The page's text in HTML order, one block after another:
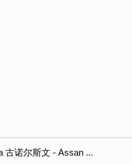
古诺尔斯文 - Assan ...